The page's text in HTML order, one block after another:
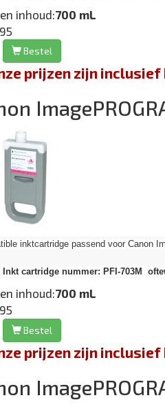
inhoud:700 mL
Bestel
prijzen zijn inclusief
inktcartridge passend voor Canon
Inkt cartridge nummer: PFI-703M
inhoud:700 mL
Bestel
prijzen zijn inclusief